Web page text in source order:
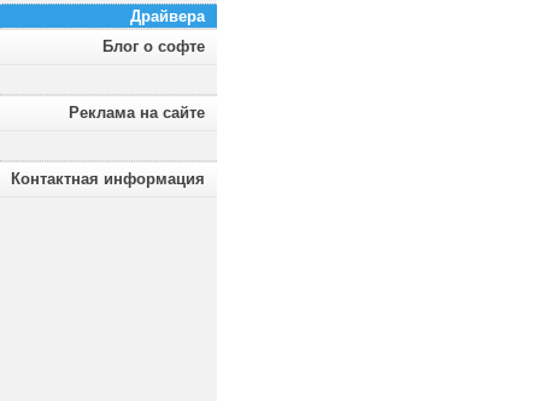
Драйвера
Блог о софте
Реклама на сайте
Контактная информация